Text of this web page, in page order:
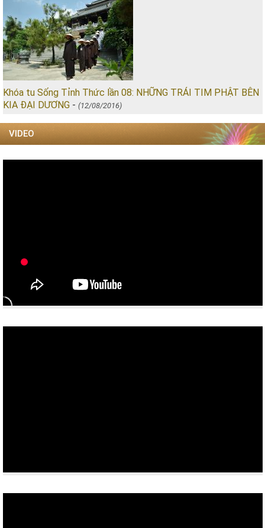
Khóa tu Sống Tỉnh Thức lần 08: NHỮNG TRÁI TIM PHẬT BÊN
KIA ĐẠI DƯƠNG - (12/08/2016)
VIDEO